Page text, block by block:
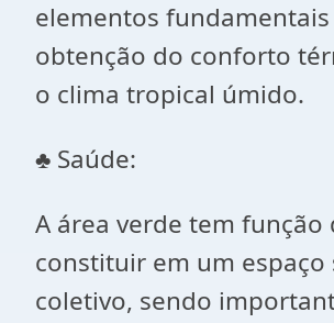
elementos fundamentais
obtenção do conforto
o clima tropical úmido.
♣ Saúde:
A área verde tem função
constituir em um espaço
coletivo, sendo